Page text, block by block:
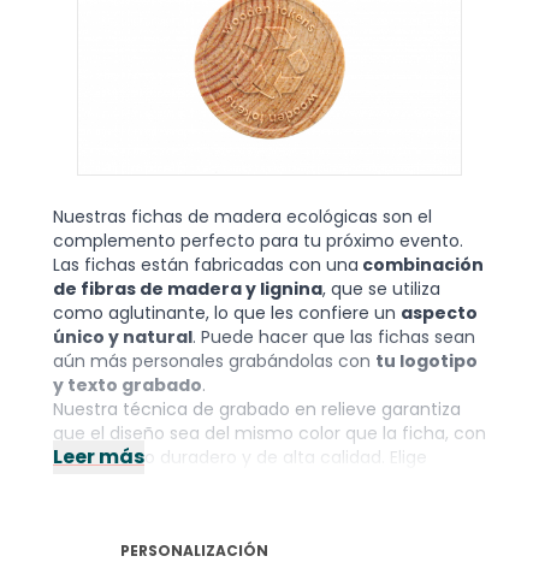
Nuestras fichas de madera ecológicas son el
complemento perfecto para tu próximo evento.
Las fichas están fabricadas con una combinación
de fibras de madera y lignina, que se utiliza
como aglutinante, lo que les confiere un aspecto
único y natural. Puede hacer que las fichas sean
aún más personales grabándolas con tu logotipo
y texto grabado.
Nuestra técnica de grabado en relieve garantiza
que el diseño sea del mismo color que la ficha, con
un acabado duradero y de alta calidad. Elige
organización un toque especial.
Leer más
PERSONALIZACIÓN